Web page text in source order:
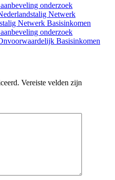
onderzoek
Netwerk
Netwerk Basisinkomen
onderzoek
Basisinkomen
Vereiste velden zijn